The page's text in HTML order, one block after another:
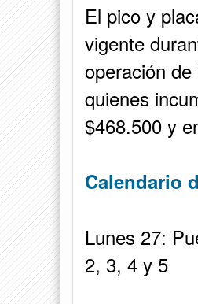
El pico y
vigente
operación
quienes
$468.500 y
Calendario
Lunes 27:
2, 3, 4 y 5